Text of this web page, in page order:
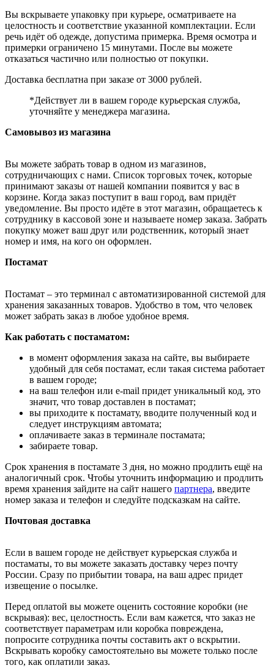
Вы вскрываете упаковку при курьере, осматриваете на
целостность и соответствие указанной комплектации. Если
речь идёт об одежде, допустима примерка. Время осмотра и
примерки ограничено 15 минутами. После вы можете
отказаться частично или полностью от покупки.
Доставка бесплатна при заказе от 3000 рублей.
*Действует ли в вашем городе курьерская служба,
уточняйте у менеджера магазина.
Самовывоз из магазина
Вы можете забрать товар в одном из магазинов,
сотрудничающих с нами. Список торговых точек, которые
принимают заказы от нашей компании появится у вас в
корзине. Когда заказ поступит в ваш город, вам придёт
уведомление. Вы просто идёте в этот магазин, обращаетесь к
сотруднику в кассовой зоне и называете номер заказа. Забрать
покупку может ваш друг или родственник, который знает
номер и имя, на кого он оформлен.
Постамат
Постамат – это терминал с автоматизированной системой для
хранения заказанных товаров. Удобство в том, что человек
может забрать заказ в любое удобное время.
Как работать с постаматом:
в момент оформления заказа на сайте, вы выбираете
удобный для себя постамат, если такая система работает
в вашем городе;
на ваш телефон или e-mail придет уникальный код, это
значит, что товар доставлен в постамат;
вы приходите к постамату, вводите полученный код и
следует инструкциям автомата;
оплачиваете заказ в терминале постамата;
забираете товар.
Срок хранения в постамате 3 дня, но можно продлить ещё на
аналогичный срок. Чтобы уточнить информацию и продлить
время хранения зайдите на сайт нашего партнера, введите
номер заказа и телефон и следуйте подсказкам на сайте.
Почтовая доставка
Если в вашем городе не действует курьерская служба и
постаматы, то вы можете заказать доставку через почту
России. Сразу по прибытии товара, на ваш адрес придет
извещение о посылке.
Перед оплатой вы можете оценить состояние коробки (не
вскрывая): вес, целостность. Если вам кажется, что заказ не
соответствует параметрам или коробка повреждена,
попросите сотрудника почты составить акт о вскрытии.
Вскрывать коробку самостоятельно вы можете только после
того, как оплатили заказ.